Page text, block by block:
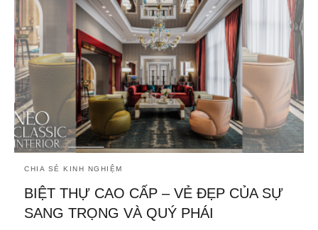
CHIA SẺ KINH NGHIỆM
BIỆT THỰ CAO CẤP – VẺ ĐẸP CỦA SỰ
SANG TRỌNG VÀ QUÝ PHÁI